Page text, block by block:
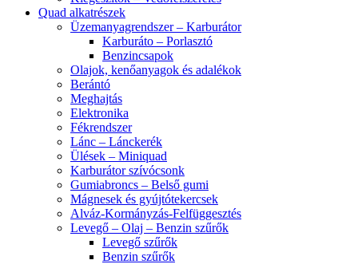
Quad alkatrészek
Üzemanyagrendszer – Karburátor
Karburáto – Porlasztó
Benzincsapok
Olajok, kenőanyagok és adalékok
Berántó
Meghajtás
Elektronika
Fékrendszer
Lánc – Lánckerék
Ülések – Miniquad
Karburátor szívócsonk
Gumiabroncs – Belső gumi
Mágnesek és gyújtótekercsek
Alváz-Kormányzás-Felfüggesztés
Levegő – Olaj – Benzin szűrők
Levegő szűrők
Benzin szűrők